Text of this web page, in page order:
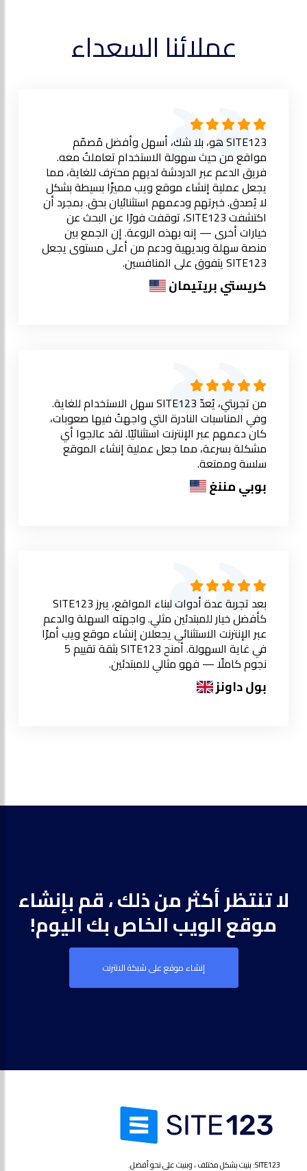
عملائنا السعداء
SITE123 هو، بلا شك، أسهل وأفضل مُصمّم
مواقع من حيث سهولة الاستخدام تعاملتُ معه.
فريق الدعم عبر الدردشة لديهم محترف للغاية، مما
يجعل عملية إنشاء موقع ويب مميزًا بسيطة بشكل
لا يُصدق. خبرتهم ودعمهم استثنائيان بحق. بمجرد أن
اكتشفت SITE123، توقفت فورًا عن البحث عن
خيارات أخرى — إنه بهذه الروعة. إن الجمع بين
منصة سهلة وبديهية ودعم من أعلى مستوى يجعل
SITE123 يتفوق على المنافسين.
كريستي بريتيمان
من تجربتي، يُعدّ SITE123 سهل الاستخدام للغاية.
وفي المناسبات النادرة التي واجهتُ فيها صعوبات،
كان دعمهم عبر الإنترنت استثنائيًا. لقد عالجوا أي
مشكلة بسرعة، مما جعل عملية إنشاء الموقع
سلسة وممتعة.
بوبي مننغ
بعد تجربة عدة أدوات لبناء المواقع، يبرز SITE123
كأفضل خيار للمبتدئين مثلي. واجهته السهلة والدعم
عبر الإنترنت الاستثنائي يجعلان إنشاء موقع ويب أمرًا
في غاية السهولة. أمنح SITE123 بثقة تقييم 5
نجوم كاملًا — فهو مثالي للمبتدئين.
بول داونز
لا تنتظر أكثر من ذلك ، قم بإنشاء
موقع الويب الخاص بك اليوم!
إنشاء موقع على شبكة الانترنت
SITE123: بنيت بشكل مختلف ، وبنيت على نحو أفضل.